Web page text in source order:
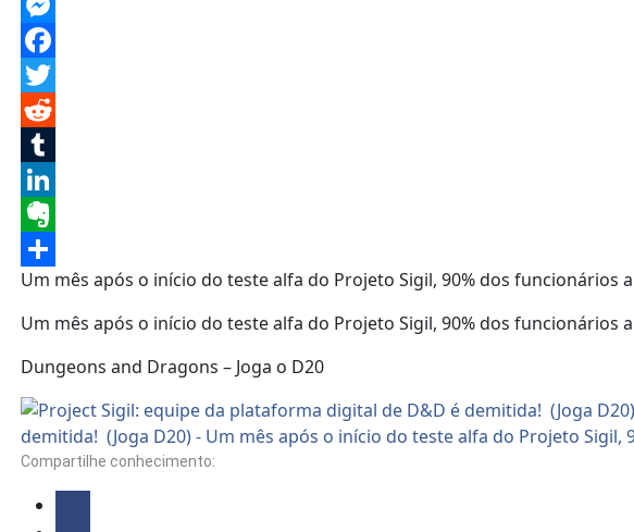
Skype
Messenger
Facebook
Twitter
Reddit
Tumblr
LinkedIn
Evernote
Share
Um mês após o início do teste alfa do Projeto Sigil, 90% dos
Um mês após o início do teste alfa do Projeto Sigil, 90% dos
Dungeons and Dragons – Joga o D20
Compartilhe conhecimento: